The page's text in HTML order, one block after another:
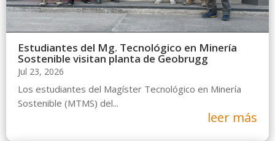
Estudiantes del Mg. Tecnológico en Minería
Sostenible visitan planta de Geobrugg
Jul 23, 2026
Los estudiantes del Magíster Tecnológico en Minería
Sostenible (MTMS) del...
leer más